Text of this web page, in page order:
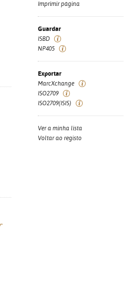
Imprimir página
Guardar
ISBD
NP405
Exportar
MarcXchange
ISO2709
ISO2709(ISIS)
Ver a minha lista
Voltar ao registo